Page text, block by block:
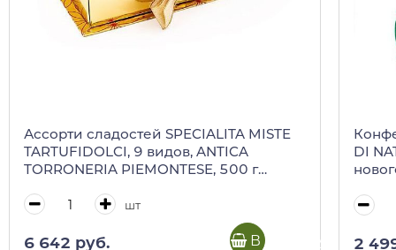
Ассорти сладостей SPECIALITA MISTE
TARTUFIDOLCI, 9 видов, ANTICA
TORRONERIA PIEMONTESE, 500 г
шт
6 642 руб. В корзину
DI
2